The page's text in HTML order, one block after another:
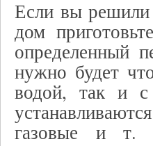
Если вы решили
дом
определенный
нужно будет
водой, так и с
газовые и т.